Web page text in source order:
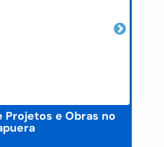
e Obras no